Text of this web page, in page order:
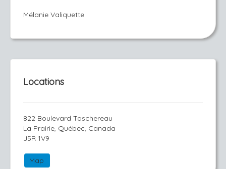
Mélanie Valiquette
Locations
822 Boulevard Taschereau
La Prairie, Québec, Canada
J5R 1V9
Map